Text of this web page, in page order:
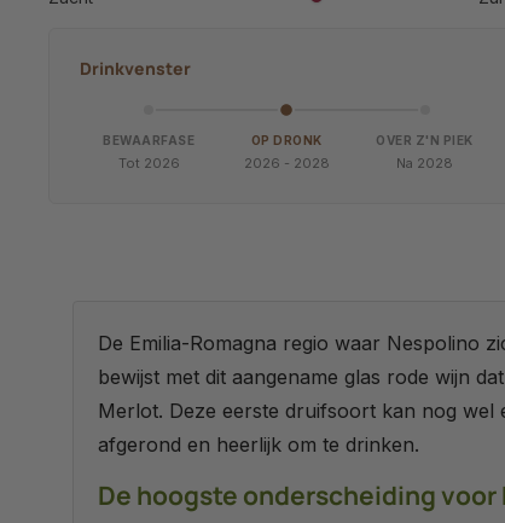
Drinkvenster
BEWAARFASE
Tot 2026
OP DRONK
2026 - 2028
OVER Z'N PIEK
Na 2028
De Emilia-Romagna regio waar Nespolino
bewijst met dit aangename glas rode wijn
Merlot. Deze eerste druifsoort kan nog
afgerond en heerlijk om te drinken.
De hoogste onderscheiding voor